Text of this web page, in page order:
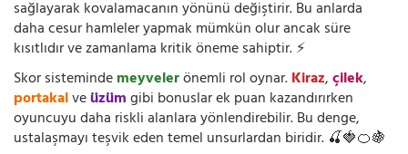
sağlayarak kovalamacanın yönünü değiştirir. Bu anlarda
daha cesur hamleler yapmak mümkün olur ancak süre
kısıtlıdır ve zamanlama kritik öneme sahiptir. ⚡
Skor sistemindemeyvelerönemli rol oynar.Kiraz,çilek,
portakalveüzümgibi bonuslar ek puan kazandırırken
oyuncuyu daha riskli alanlara yönlendirebilir. Bu denge,
ustalaşmayı teşvik eden temel unsurlardan biridir. 🍒🍓🍊🍇